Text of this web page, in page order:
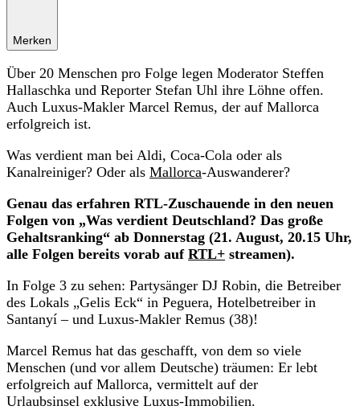
Merken
Über 20 Menschen pro Folge legen Moderator Steffen
Hallaschka und Reporter Stefan Uhl ihre Löhne offen.
Auch Luxus-Makler Marcel Remus, der auf Mallorca
erfolgreich ist.
Was verdient man bei Aldi, Coca-Cola oder als
Kanalreiniger? Oder als Mallorca-Auswanderer?
Genau das erfahren RTL-Zuschauende in den neuen
Folgen von „Was verdient Deutschland? Das große
Gehaltsranking“ ab Donnerstag (21. August, 20.15 Uhr,
alle Folgen bereits vorab auf RTL+ streamen).
In Folge 3 zu sehen: Partysänger DJ Robin, die Betreiber
des Lokals „Gelis Eck“ in Peguera, Hotelbetreiber in
Santanyí – und Luxus-Makler Remus (38)!
Marcel Remus hat das geschafft, von dem so viele
Menschen (und vor allem Deutsche) träumen: Er lebt
erfolgreich auf Mallorca, vermittelt auf der
Urlaubsinsel exklusive Luxus-Immobilien.